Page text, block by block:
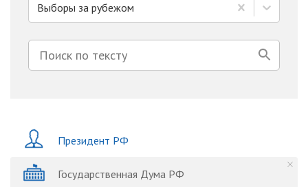
Выборы за рубежом
Президент РФ
Государственная Дума РФ